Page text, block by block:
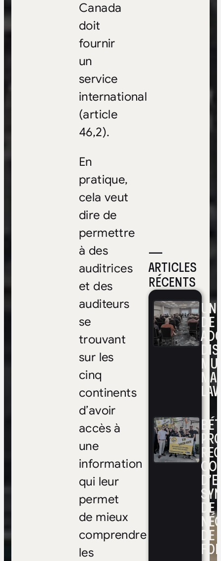
—
ARTICLES
RÉCENTS
DE
DE
DE
FOI
Canada
doit
fournir
un
service
international
(article
46,2).
En
pratique,
cela veut
dire de
permettre
à des
auditrices
et des
auditeurs
se
trouvant
sur les
cinq
continents
d’avoir
accès à
une
information
qui leur
permet
de mieux
comprendre
les